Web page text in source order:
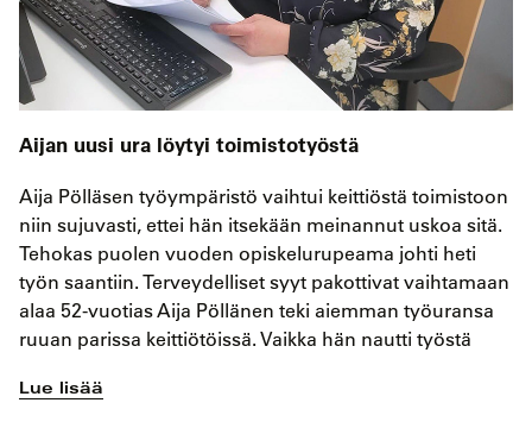
Aijan uusi ura löytyi toimistotyöstä
Aija Pölläsen työympäristö vaihtui keittiöstä toimistoon
niin sujuvasti, ettei hän itsekään meinannut uskoa sitä.
Tehokas puolen vuoden opiskelurupeama johti heti
työn saantiin. Terveydelliset syyt pakottivat vaihtamaan
alaa 52-vuotias Aija Pöllänen teki aiemman työuransa
ruuan parissa keittiötöissä. Vaikka hän nautti työstä
Lue lisää